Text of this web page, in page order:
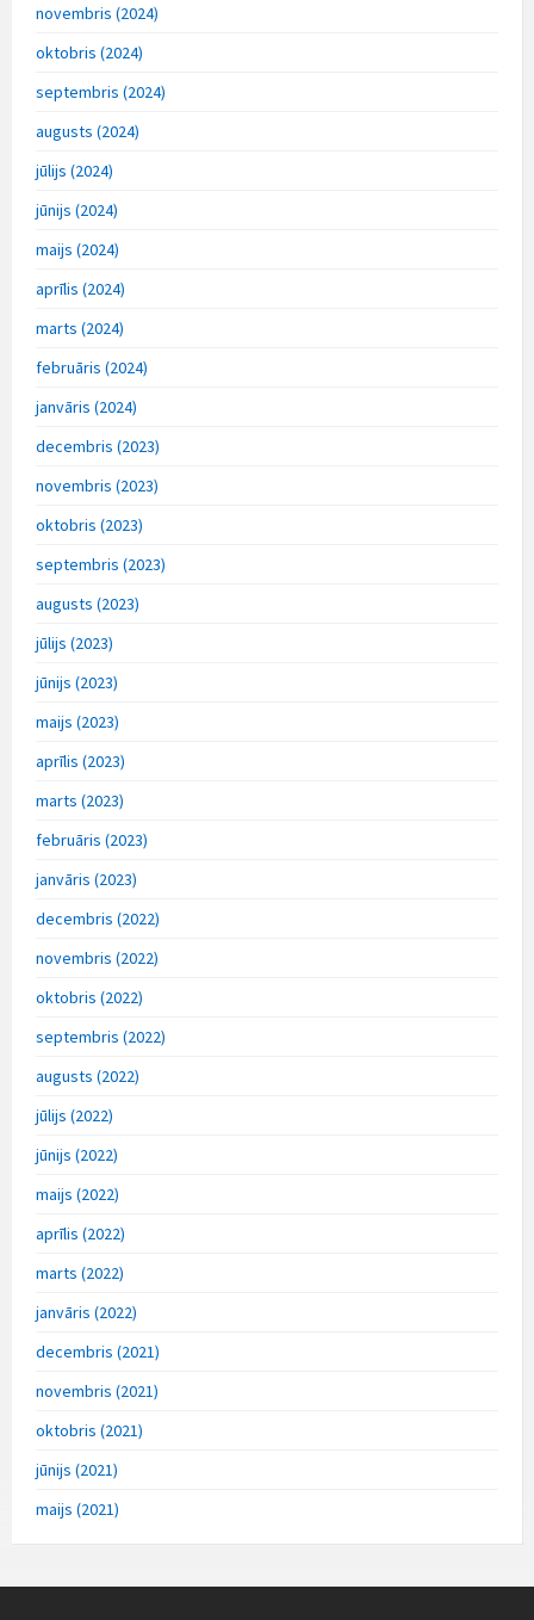
novembris (2024)
oktobris (2024)
septembris (2024)
augusts (2024)
jūlijs (2024)
jūnijs (2024)
maijs (2024)
aprīlis (2024)
marts (2024)
februāris (2024)
janvāris (2024)
decembris (2023)
novembris (2023)
oktobris (2023)
septembris (2023)
augusts (2023)
jūlijs (2023)
jūnijs (2023)
maijs (2023)
aprīlis (2023)
marts (2023)
februāris (2023)
janvāris (2023)
decembris (2022)
novembris (2022)
oktobris (2022)
septembris (2022)
augusts (2022)
jūlijs (2022)
jūnijs (2022)
maijs (2022)
aprīlis (2022)
marts (2022)
janvāris (2022)
decembris (2021)
novembris (2021)
oktobris (2021)
jūnijs (2021)
maijs (2021)